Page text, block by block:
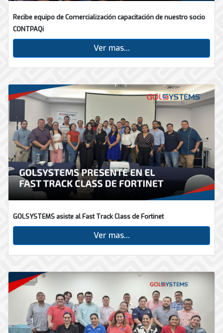
Recibe equipo de Comercialización capacitación de nuestro socio
CONTPAQi
Ver mas...
GOLSYSTEMS asiste al Fast Track Class de Fortinet
Ver mas...